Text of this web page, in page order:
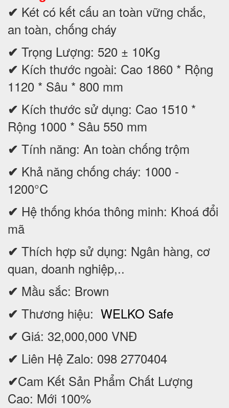
✔ Két có kết cấu an toàn vững chắc,
an toàn, chống cháy
✔ Trọng Lượng: 520 ± 10Kg
✔ Kích thước ngoài: Cao 1860 * Rộng
1120 * Sâu * 800 mm
✔ Kích thước sử dụng: Cao 1510 *
Rộng 1000 * Sâu 550 mm
✔ Tính năng: An toàn chống trộm
✔ Khả năng chống cháy: 1000 -
1200°C
✔ Hệ thống khóa thông minh: Khoá đổi
mã
✔ Thích hợp sử dụng: Ngân hàng, cơ
quan, doanh nghiệp,..
✔ Mầu sắc: Brown
✔ Thương hiệu: WELKO Safe
✔ Giá: 32,000,000 VNĐ
✔ Liên Hệ Zalo: 098 2770404
✔Cam Kết Sản Phẩm Chất Lượng
Cao: Mới 100%